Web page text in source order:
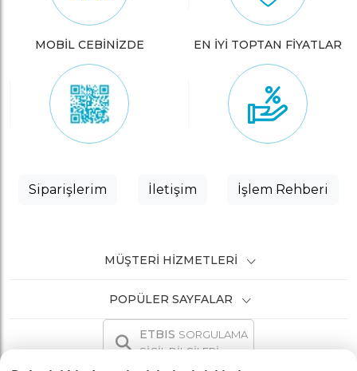
MOBİL CEBİNİZDE EN İYİ TOPTAN FİYATLAR
Siparişlerim İletişim İşlem Rehberi
MÜŞTERI HIZMETLERI
POPÜLER SAYFALAR
ETBIS SORGULAMA
SİCİL BİLGİLERİ